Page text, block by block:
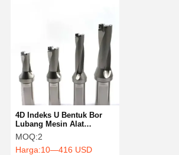
4D Indeks U Bentuk Bor
Lubang Mesin Alat
Dengan Panjang Efektif 5D
Cutter Bar
MOQ:2
Harga:10—416 USD